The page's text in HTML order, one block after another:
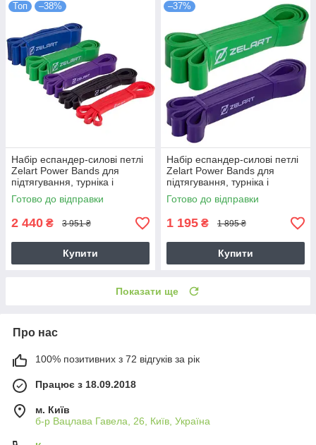
Топ –38%
Набір еспандер-силові петлі
Zelart Power Bands для
підтягування, турніка і
тренувань (FI-2606)
Готово до відправки
2 440 ₴ 3 951 ₴
Купити
–37%
Набір еспандер-силові петлі
Zelart Power Bands для
підтягування, турніка і
тренувань (FI-2606)
Готово до відправки
1 195 ₴ 1 895 ₴
Купити
Показати ще
Про нас
100% позитивних з 72 відгуків за рік
Працює з 18.09.2018
м. Київ
б-р Вацлава Гавела, 26, Київ, Україна